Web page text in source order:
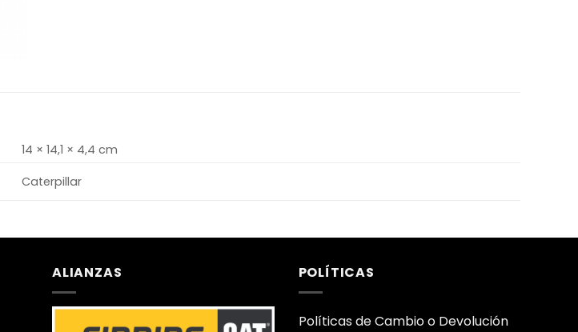
14 × 14,1 × 4,4 cm
Caterpillar
ALIANZAS POLÍTICAS
Políticas de Cambio o Devolución